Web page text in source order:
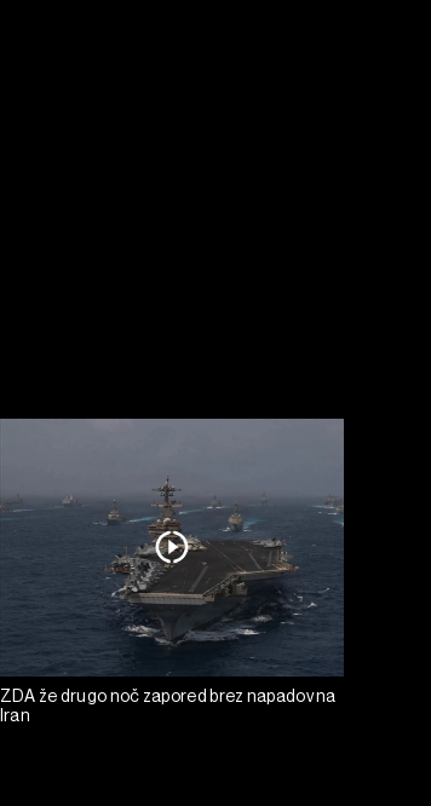
ZDA že drugo noč zapored brez napadov na
Iran